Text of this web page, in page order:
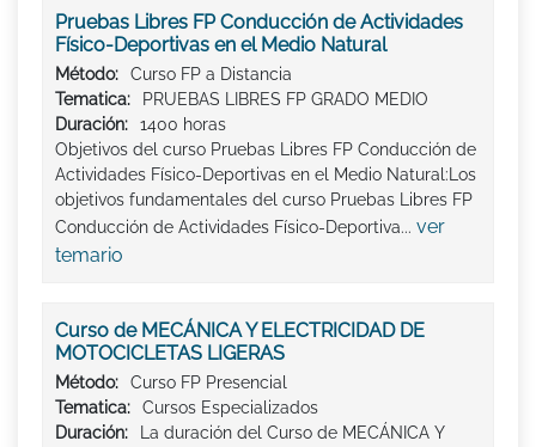
Pruebas Libres FP Conducción de Actividades
Físico-Deportivas en el Medio Natural
Método:
Curso FP a Distancia
Tematica:
PRUEBAS LIBRES FP GRADO MEDIO
Duración:
1400 horas
Objetivos del curso Pruebas Libres FP Conducción de
Actividades Físico-Deportivas en el Medio Natural:Los
objetivos fundamentales del curso Pruebas Libres FP
Conducción de Actividades Físico-Deportiva... ver
temario
Curso de MECÁNICA Y ELECTRICIDAD DE
MOTOCICLETAS LIGERAS
Método:
Curso FP Presencial
Tematica:
Cursos Especializados
Duración:
La duración del Curso de MECÁNICA Y